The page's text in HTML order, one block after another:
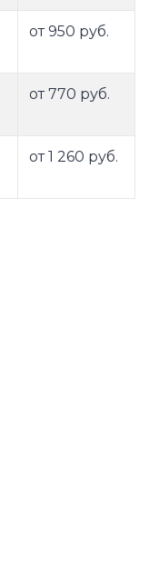
от 950 руб.
от 770 руб.
от 1 260 руб.